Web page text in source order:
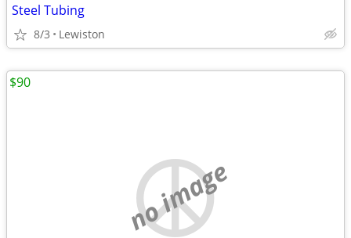
Steel Tubing
8/3 Lewiston
no image
$90